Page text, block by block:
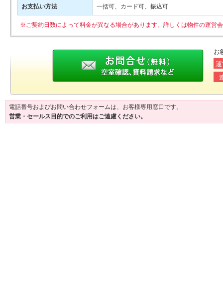
お支払い方法 一括可、カード可、振込可
※ご契約日数によって料金が異なる場合があります。詳しくは物件の運営
お
電話番号およびお問い合わせフォームは、お客様専用窓口です。
営業・セールス目的でのご利用はご遠慮ください。